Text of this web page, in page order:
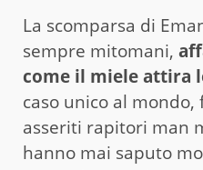
La scomparsa di
sempre mitomani,
come il miele attira
caso unico al mondo,
asseriti rapitori man
hanno mai saputo